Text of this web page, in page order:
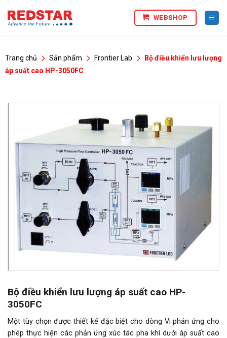
qua
WEBSHOP
Trang chủ Sản phẩm Frontier Lab
Bộ điều khiển lưu lượng
áp suất cao HP-3050FC
Bộ điều khiển lưu lượng áp suất cao HP-
3050FC
Một tùy chọn được thiết kế đặc biệt cho dòng Vi phản ứng cho
phép thực hiện các phản ứng xúc tác pha khí dưới áp suất cao